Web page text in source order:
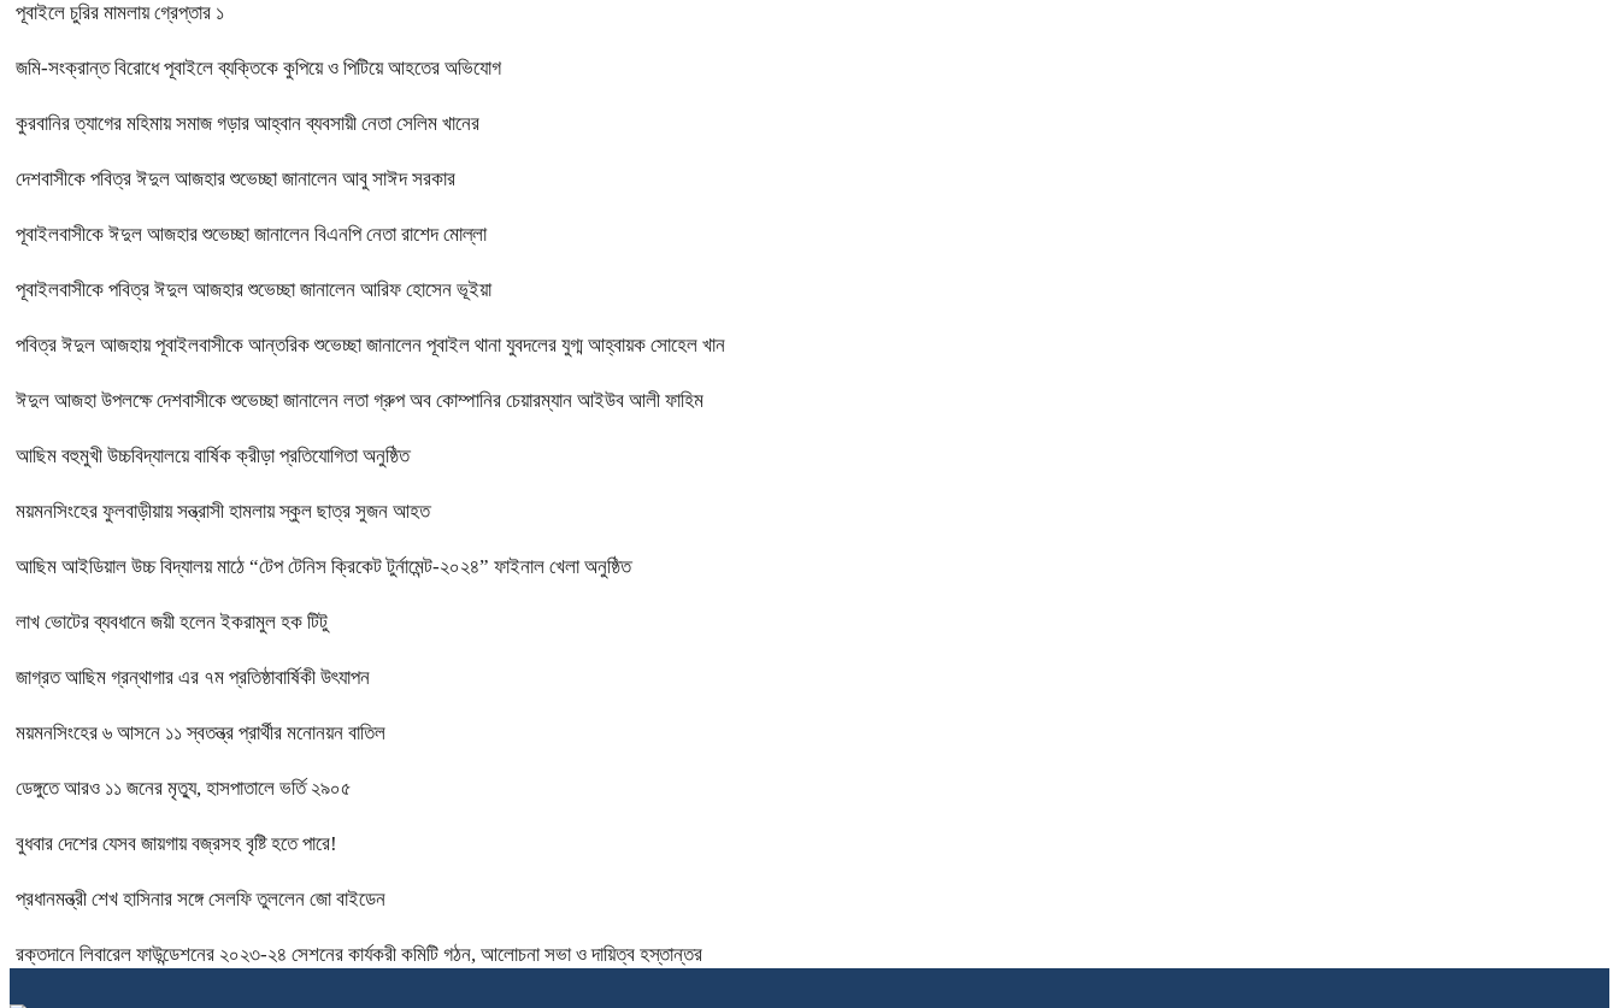
পূবাইলে চুরির মামলায় গ্রেপ্তার ১
জমি-সংক্রান্ত বিরোধে পূবাইলে ব্যক্তিকে কুপিয়ে ও পিটিয়ে আহতের অভিযোগ
কুরবানির ত্যাগের মহিমায় সমাজ গড়ার আহ্বান ব্যবসায়ী নেতা সেলিম খানের
দেশবাসীকে পবিত্র ঈদুল আজহার শুভেচ্ছা জানালেন আবু সাঈদ সরকার
পূবাইলবাসীকে ঈদুল আজহার শুভেচ্ছা জানালেন বিএনপি নেতা রাশেদ মোল্লা
পূবাইলবাসীকে পবিত্র ঈদুল আজহার শুভেচ্ছা জানালেন আরিফ হোসেন ভূইয়া
পবিত্র ঈদুল আজহায় পূবাইলবাসীকে আন্তরিক শুভেচ্ছা জানালেন পূবাইল থানা যুবদলের যুগ্ম আহ্বায়ক সোহেল খান
ঈদুল আজহা উপলক্ষে দেশবাসীকে শুভেচ্ছা জানালেন লতা গ্রুপ অব কোম্পানির চেয়ারম্যান আইউব আলী ফাহিম
আছিম বহুমুখী উচ্চবিদ্যালয়ে বার্ষিক ক্রীড়া প্রতিযোগিতা অনুষ্ঠিত
ময়মনসিংহের ফুলবাড়ীয়ায় সন্ত্রাসী হামলায় স্কুল ছাত্র সুজন আহত
আছিম আইডিয়াল উচ্চ বিদ্যালয় মাঠে “টেপ টেনিস ক্রিকেট টুর্নামেন্ট-২০২৪” ফাইনাল খেলা অনুষ্ঠিত
লাখ ভোটের ব্যবধানে জয়ী হলেন ইকরামুল হক টিটু
জাগ্রত আছিম গ্রন্থাগার এর ৭ম প্রতিষ্ঠাবার্ষিকী উৎযাপন
ময়মনসিংহের ৬ আসনে ১১ স্বতন্ত্র প্রার্থীর মনোনয়ন বাতিল
ডেঙ্গুতে আরও ১১ জনের মৃত্যু, হাসপাতালে ভর্তি ২৯০৫
বুধবার দেশের যেসব জায়গায় বজ্রসহ বৃষ্টি হতে পারে!
প্রধানমন্ত্রী শেখ হাসিনার সঙ্গে সেলফি তুললেন জো বাইডেন
রক্তদানে লিবারেল ফাউন্ডেশনের ২০২৩-২৪ সেশনের কার্যকরী কমিটি গঠন, আলোচনা সভা ও দায়িত্ব হস্তান্তর